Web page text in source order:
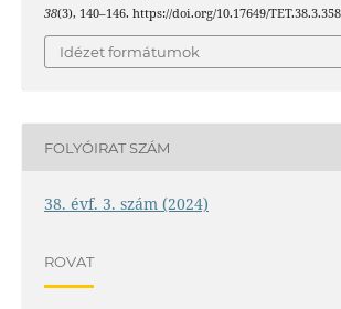
38(3), 140–146. https://doi.org/10.17649/
Idézet formátumok
FOLYÓIRAT SZÁM
38. évf. 3. szám (2024)
ROVAT